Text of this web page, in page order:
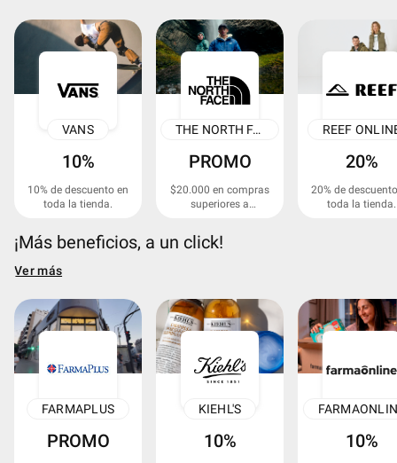
VANS
10%
10% de descuento en
toda la tienda.
THE NORTH FACE
PROMO
$20.000 en compras
superiores a
REEF
20%
20% de
toda la tienda.
¡Más beneficios, a un click!
Ver más
FARMAPLUS
PROMO
KIEHL'S
10% 10%